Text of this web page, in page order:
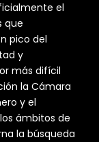
el
que
pico del
y
más difícil
la Cámara
y el
ámbitos de
la búsqueda